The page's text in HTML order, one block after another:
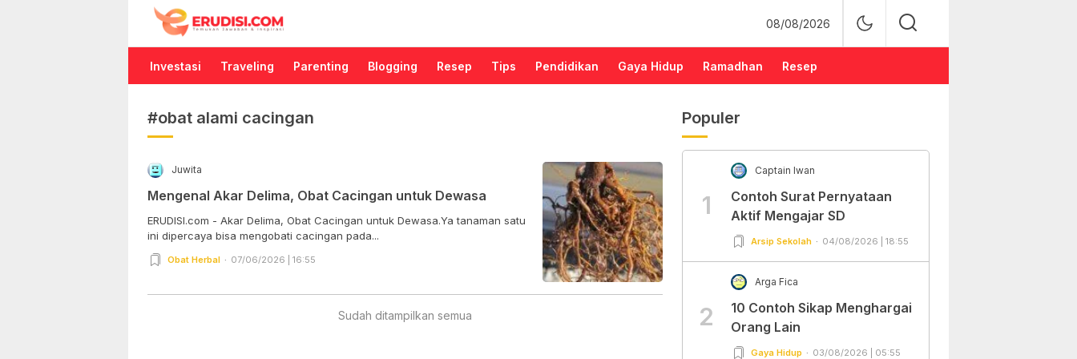
Erudisi
Temukan Jawaban dan Inspirasi
08/08/2026
Investasi Traveling Parenting Blogging Resep Tips Pendidikan Gaya Hidup Ramadhan Resep
#obat alami cacingan
Juwita
Mengenal Akar Delima, Obat Cacingan untuk Dewasa
ERUDISI.com - Akar Delima, Obat Cacingan untuk Dewasa.Ya tanaman satu
ini dipercaya bisa mengobati cacingan pada...
Obat Herbal 07/06/2026 | 16:55
Sudah ditampilkan semua
Populer
1
Captain Iwan
Contoh Surat Pernyataan
Aktif Mengajar SD
Arsip Sekolah 04/08/2026 | 18:55
2
Arga Fica
10 Contoh Sikap Menghargai
Orang Lain
Gaya Hidup 03/08/2026 | 05:55